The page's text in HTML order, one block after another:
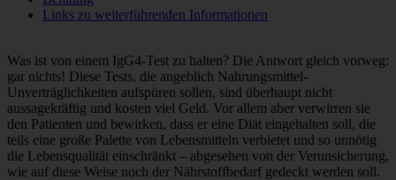
Links zu weiterführenden Informationen
Was ist von einem IgG4-Test zu halten? Die Antwort gleich vorweg:
gar nichts! Diese Tests, die angeblich Nahrungsmittel-
Unverträglichkeiten aufspüren sollen, sind überhaupt nicht
aussagekräftig und kosten viel Geld. Vor allem aber verwirren sie
den Patienten und bewirken, dass er eine Diät eingehalten soll, die
teils eine große Palette von Lebensmitteln verbietet und so unnötig
die Lebensqualität einschränkt – abgesehen von der Verunsicherung,
wie auf diese Weise noch der Nährstoffbedarf gedeckt werden soll.